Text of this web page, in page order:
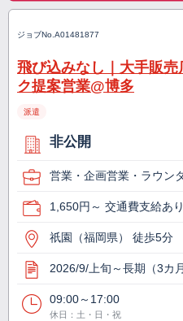
ジョブNo. A01481877
飛び込みなし｜大手販
ク提案営業@博多
派遣
非公開
営業・企画営業・ラウン
1,650円～ 交通費支給あり
祇園（福岡県） 徒歩5分
2026/9/上旬～長期（3カ
09:00～17:00
休日：土・日・祝